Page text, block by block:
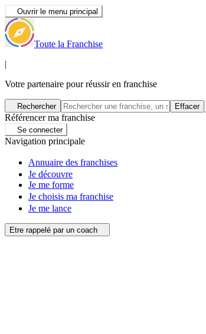
Ouvrir le menu principal
Toute la Franchise
|
Votre partenaire pour réussir en franchise
Rechercher Effacer
Référencer ma franchise
Se connecter
Navigation principale
Annuaire des franchises
Je découvre
Je me forme
Je choisis ma franchise
Je me lance
Etre rappelé par un coach